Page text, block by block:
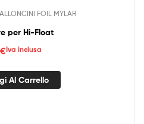
FOIL MYLAR
per Hi-Float
€Iva inclusa
Al Carrello